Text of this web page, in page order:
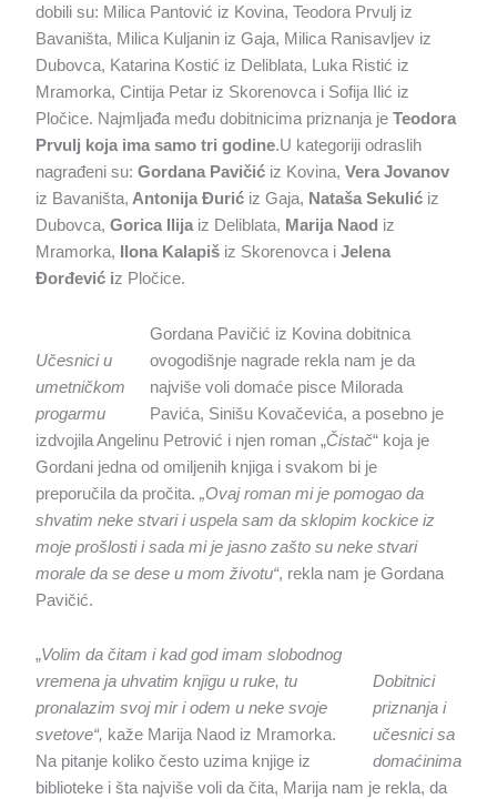
dobili su: Milica Pantović iz Kovina, Teodora Prvulj iz
Bavaništa, Milica Kuljanin iz Gaja, Milica Ranisavljev iz
Dubovca, Katarina Kostić iz Deliblata, Luka Ristić iz
Mramorka, Cintija Petar iz Skorenovca i Sofija Ilić iz
Pločice. Najmljađa među dobitnicima priznanja jeTeodora
Prvulj koja ima samo tri godine.U kategoriji odraslih
nagrađeni su:Gordana Pavičić iz Kovina,Vera Jovanov
iz Bavaništa, Antonija Đurić iz Gaja, Nataša Sekulić iz
Dubovca,Gorica Ilija iz Deliblata, Marija Naod iz
Mramorka,
Ilona Kalapiš iz Skorenovca iJelena
Đorđević iz Pločice.
Učesnici u
umetničkom
progarmu
Gordana Pavičić iz Kovina dobitnica
ovogodišnje nagrade rekla nam je da
najviše voli domaće pisce Milorada
Pavića, Sinišu Kovačevića, a posebno je
izdvojila Angelinu Petrović i njen roman „Čistač“ koja je
Gordani jedna od omiljenih knjiga i svakom bi je
preporučila da pročita.„Ovaj roman mi je pomogao da
shvatim neke stvari i uspela sam da sklopim kockice iz
moje prošlosti i sada mi je jasno zašto su neke stvari
morale da se dese u mom životu“, rekla nam je Gordana
Pavičić.
Dobitnici
priznanja i
učesnici sa
domaćinima
„Volim da čitam i kad god imam slobodnog
vremena ja uhvatim knjigu u ruke, tu
pronalazim svoj mir i odem u neke svoje
svetove“, kaže Marija Naod iz Mramorka.
Na pitanje koliko često uzima knjige iz
biblioteke i šta najviše voli da čita, Marija nam je rekla, da